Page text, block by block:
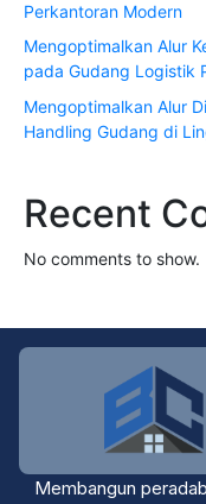
Perkantoran Modern
Mengoptimalkan Alur
pada Gudang Logistik
Mengoptimalkan Alur
Handling Gudang di
Recent
No comments to show.
Membangun